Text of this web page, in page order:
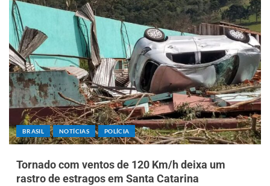
BRASIL NOTÍCIAS POLÍCIA
Tornado com ventos de 120 Km/h deixa um
rastro de estragos em Santa Catarina